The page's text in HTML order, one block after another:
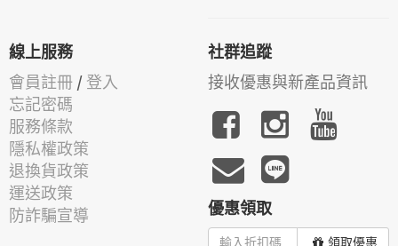
線上服務
會員註冊 / 登入
忘記密碼
服務條款
隱私權政策
退換貨政策
運送政策
防詐騙宣導
社群追蹤
接收優惠與新產品資訊
優惠領取
領取優惠